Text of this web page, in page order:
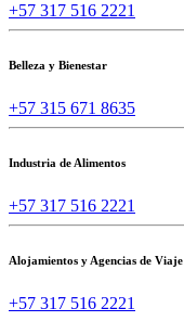
+57 317 516 2221
Belleza y Bienestar
+57 315 671 8635
Industria de Alimentos
+57 317 516 2221
Alojamientos y Agencias de Viaje
+57 317 516 2221